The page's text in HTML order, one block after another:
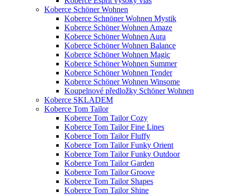
Koberce Schöner Wohnen
Koberce Schnöner Wohnen Mystik
Koberce Schöner Wohnen Amaze
Koberce Schöner Wohnen Aura
Koberce Schöner Wohnen Balance
Koberce Schöner Wohnen Magic
Koberce Schöner Wohnen Summer
Koberce Schöner Wohnen Tender
Koberce Schöner Wohnen Winsome
Koupelnové předložky Schöner Wohnen
Koberce SKLADEM
Koberce Tom Tailor
Koberce Tom Tailor Cozy
Koberce Tom Tailor Fine Lines
Koberce Tom Tailor Fluffy
Koberce Tom Tailor Funky Orient
Koberce Tom Tailor Funky Outdoor
Koberce Tom Tailor Garden
Koberce Tom Tailor Groove
Koberce Tom Tailor Shapes
Koberce Tom Tailor Shine